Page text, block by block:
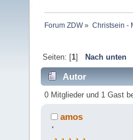
Forum ZDW» Christsein -
Seiten: [1] Nach unten
Autor
0 Mitglieder und 1 Gast
amos
'